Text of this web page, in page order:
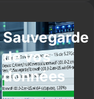
Sauvegarde
de vos
données